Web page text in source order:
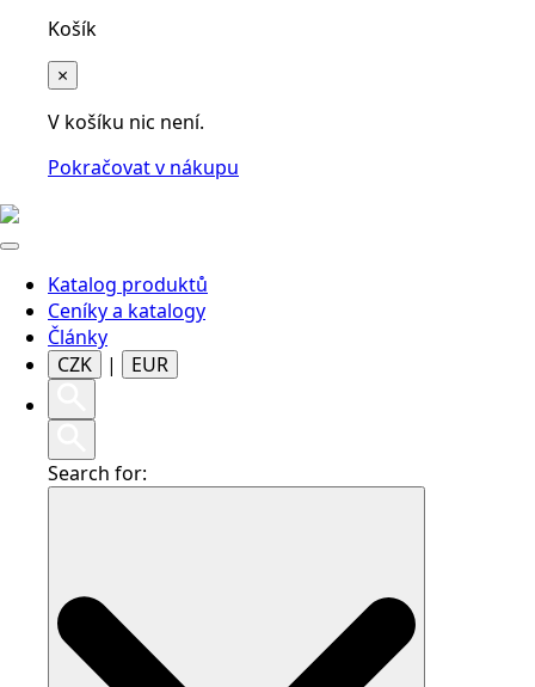
Košík
×
V košíku nic není.
Pokračovat v nákupu
Katalog produktů
Ceníky a katalogy
Články
CZK
| EUR
Search for: